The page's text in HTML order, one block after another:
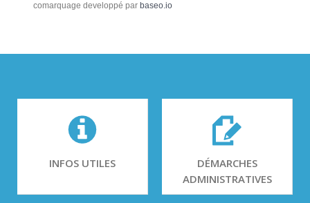
comarquage developpé par baseo.io
INFOS UTILES
DÉMARCHES
ADMINISTRATIVES